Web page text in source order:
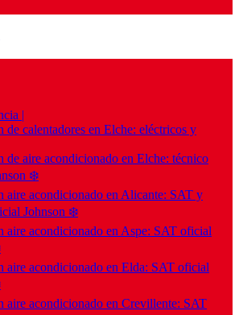
|
de calentadores en Elche: eléctricos y
de aire acondicionado en Elche: técnico
❄️
aire acondicionado en Alicante: SAT y
Johnson ❄️
aire acondicionado en Aspe: SAT oficial
aire acondicionado en Elda: SAT oficial
aire acondicionado en Crevillente: SAT